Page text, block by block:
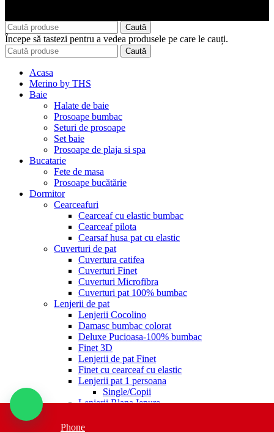
Caută
Începe să tastezi pentru a vedea produsele pe care le cauți.
Caută
Acasa
Merino by THS
Baie
Halate de baie
Prosoape bumbac
Seturi de prosoape
Set baie
Prosoape de plaja si spa
Bucatarie
Fete de masa
Prosoape bucătărie
Dormitor
Cearceafuri
Cearceaf cu elastic bumbac
Cearceaf pilota
Cearsaf husa pat cu elastic
Cuverturi de pat
Cuvertura catifea
Cuverturi Finet
Cuverturi Microfibra
Cuverturi pat 100% bumbac
Lenjerii de pat
Lenjerii Cocolino
Damasc bumbac colorat
Deluxe Pucioasa-100% bumbac
Finet 3D
Lenjerii de pat Finet
Finet cu cearceaf cu elastic
Lenjerii pat 1 persoana
Single/Copii
Lenjerii Blana Iepure
Lenjerii de pat Brodate
Phone